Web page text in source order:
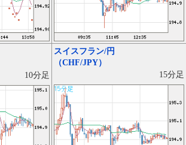
10分足
スイスフラン/円
（CHF/JPY）
15分足